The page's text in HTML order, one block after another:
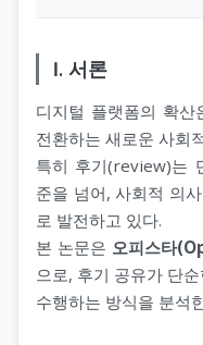
Ⅰ. 서론
디지털 플랫폼의 확
전환하는 새로운 사회
특히 후기(review)는
준을 넘어, 사회적 의
로 발전하고 있다.
본 논문은 오피스타
으로, 후기 공유가 단
수행하는 방식을 분석